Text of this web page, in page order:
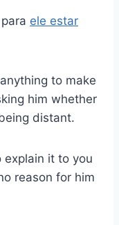
ele estar
to make
him whether
distant.
explain it to you
reason for him